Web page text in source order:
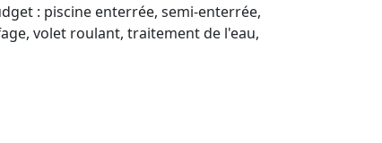
: piscine enterrée, semi-enterrée,
volet roulant, traitement de l'eau,